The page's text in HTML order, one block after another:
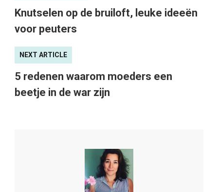
Knutselen op de bruiloft, leuke ideeën
voor peuters
NEXT ARTICLE
5 redenen waarom moeders een
beetje in de war zijn